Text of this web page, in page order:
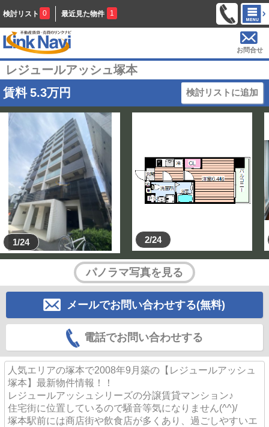
検討リスト 0 最近見た物件 1
お問合せ
レジュールアッシュ塚本
賃料 5.3万円 検討リストに追加
1/24 2/24
パノラマ写真を見る
メールでお問い合わせする(無料)
電話でお問い合わせする
人気エリアの塚本で2008年9月築の【レジュールアッシュ
塚本】最新物件情報！！
レジュールアッシュシリーズの分譲賃貸マンション♪
住宅街に位置しているので騒音等気になりません(^^)/
塚本駅前には商店街や飲食店が多くあり、過ごしやすいエ